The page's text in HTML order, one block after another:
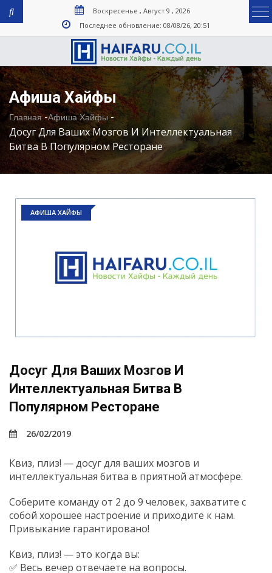
Воскресенье , Август 9 , 2026
Последнее обновление: 08/08/26, 20:51
Афиша Хайфы
Главная-Афиша Хайфы-
Досуг Для Ваших Мозгов И Интеллектуальная
Битва В Популярном Ресторане
АФИША ХАЙФЫ
Досуг Для Ваших Мозгов И
Интеллектуальная Битва В
Популярном Ресторане
26/02/2019
Квиз, плиз! — досуг для ваших мозгов и
интеллектуальная битва в приятной атмосфере.
Соберите команду от 2 до 9 человек, захватите с
собой хорошее настроение и приходите к нам.
Привыкание гарантировано!
Квиз, плиз! — это когда вы:
✅ Весь вечер отвечаете на вопросы.